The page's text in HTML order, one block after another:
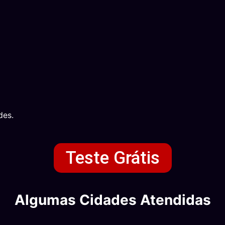
Teste Grátis
Algumas Cidades Atendidas